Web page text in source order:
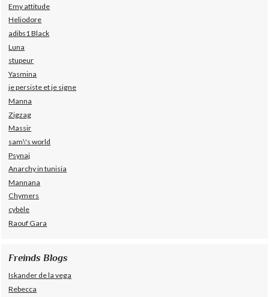
Emy attitude
Heliodore
adibs1 Black
Luna
stupeur
Yasmina
je persiste et je signe
Manna
Zigzag
Massir
sam\'s world
Psynaj
Anarchy in tunisia
Mannana
Chymers
cybèle
Raouf Gara
Freinds Blogs
Iskander de la vega
Rebecca